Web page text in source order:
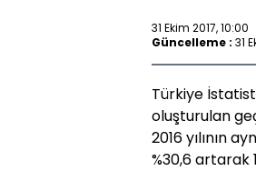
31 Ekim 2017, 10:00
Güncelleme : 31
Türkiye
oluşturulan
2016 yılının
%30,6 artarak